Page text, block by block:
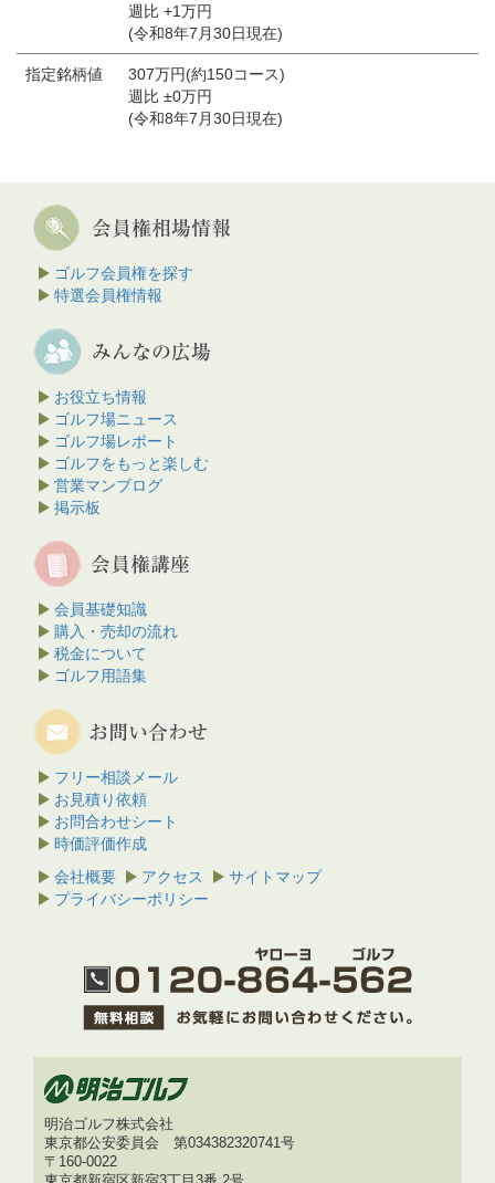
週比 +1万円
(令和8年7月30日現在)
指定銘柄値
307万円(約150コース)
週比 ±0万円
(令和8年7月30日現在)
ゴルフ会員権を探す
特選会員権情報
お役立ち情報
ゴルフ場ニュース
ゴルフ場レポート
ゴルフをもっと楽しむ
営業マンブログ
掲示板
会員基礎知識
購入・売却の流れ
税金について
ゴルフ用語集
フリー相談メール
お見積り依頼
お問合わせシート
時価評価作成
会社概要
アクセス
サイトマップ
プライバシーポリシー
明治ゴルフ株式会社
東京都公安委員会 第034382320741号
〒160-0022